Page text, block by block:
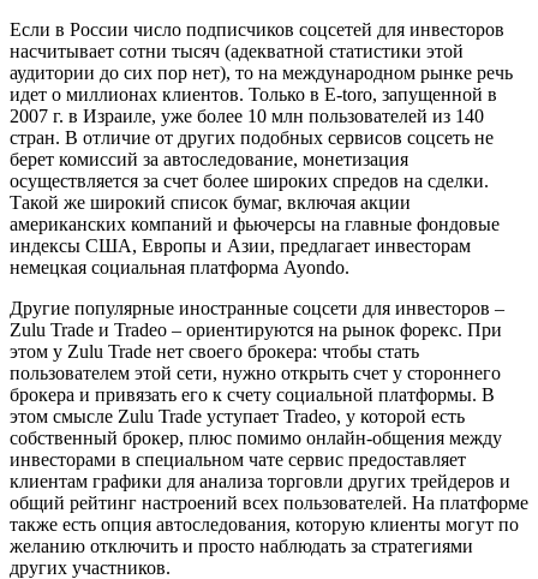
Если в России число подписчиков соцсетей для инвесторов
насчитывает сотни тысяч (адекватной статистики этой
аудитории до сих пор нет), то на международном рынке речь
идет о миллионах клиентов. Только в E-toro, запущенной в
2007 г. в Израиле, уже более 10 млн пользователей из 140
стран. В отличие от других подобных сервисов соцсеть не
берет комиссий за автоследование, монетизация
осуществляется за счет более широких спредов на сделки.
Такой же широкий список бумаг, включая акции
американских компаний и фьючерсы на главные фондовые
индексы США, Европы и Азии, предлагает инвесторам
немецкая социальная платформа Ayondo.
Другие популярные иностранные соцсети для инвесторов –
Zulu Trade и Tradeo – ориентируются на рынок форекс. При
этом у Zulu Trade нет своего брокера: чтобы стать
пользователем этой сети, нужно открыть счет у стороннего
брокера и привязать его к счету социальной платформы. В
этом смысле Zulu Trade уступает Tradeo, у которой есть
собственный брокер, плюс помимо онлайн-общения между
инвесторами в специальном чате сервис предоставляет
клиентам графики для анализа торговли других трейдеров и
общий рейтинг настроений всех пользователей. На платформе
также есть опция автоследования, которую клиенты могут по
желанию отключить и просто наблюдать за стратегиями
других участников.